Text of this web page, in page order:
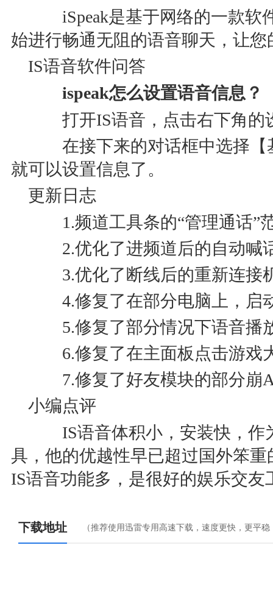
iSpeak是基于网络的一款软
始进行畅通无阻的语音聊天，让
IS语音软件问答
ispeak怎么设置语音信息？
打开IS语音，点击右下角的
在接下来的对话框中选择【
就可以设置信息了。
更新日志
1.频道工具条的“管理通话”
2.优化了进频道后的自动喊
3.优化了断线后的重新连接
4.修复了在部分电脑上，启
5.修复了部分情况下语音播
6.修复了在主面板点击游戏
7.修复了好友模块的部分崩
小编点评
IS语音体积小，安装快，作
具，他的优越性早已超过国外笨重
IS语音功能多，是很好的娱乐交
下载地址 （推荐使用迅雷专用高速下载，速度更快，更平稳